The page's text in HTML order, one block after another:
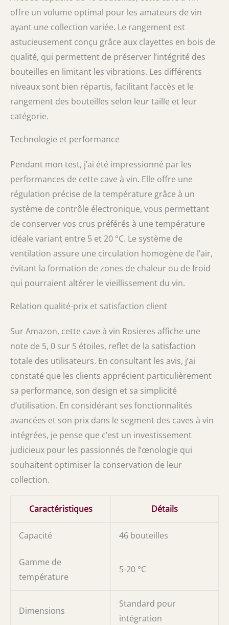
offre un volume optimal pour les amateurs de vin
ayant une collection variée. Le rangement est
astucieusement conçu grâce aux clayettes en bois de
qualité, qui permettent de préserver l’intégrité des
bouteilles en limitant les vibrations. Les différents
niveaux sont bien répartis, facilitant l’accès et le
rangement des bouteilles selon leur taille et leur
catégorie.
Technologie et performance
Pendant mon test, j’ai été impressionné par les
performances de cette cave à vin. Elle offre une
régulation précise de la température grâce à un
système de contrôle électronique, vous permettant
de conserver vos crus préférés à une température
idéale variant entre 5 et 20 °C. Le système de
ventilation assure une circulation homogène de l’air,
évitant la formation de zones de chaleur ou de froid
qui pourraient altérer le vieillissement du vin.
Relation qualité-prix et satisfaction client
Sur Amazon, cette cave à vin Rosieres affiche une
note de 5, 0 sur 5 étoiles, reflet de la satisfaction
totale des utilisateurs. En consultant les avis, j’ai
constaté que les clients apprécient particulièrement
sa performance, son design et sa simplicité
d’utilisation. En considérant ses fonctionnalités
avancées et son prix dans le segment des caves à vin
intégrées, je pense que c’est un investissement
judicieux pour les passionnés de l’œnologie qui
souhaitent optimiser la conservation de leur
collection.
Caractéristiques Détails
Capacité 46 bouteilles
Gamme de
température
5-20 °C
Dimensions
Standard pour
intégration